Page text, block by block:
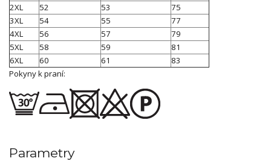
2XL
52 53
75
3XL
54 55
77
4XL
56 57
79
5XL
58 59
81
6XL
60 61
83
Pokyny k praní:
Parametry